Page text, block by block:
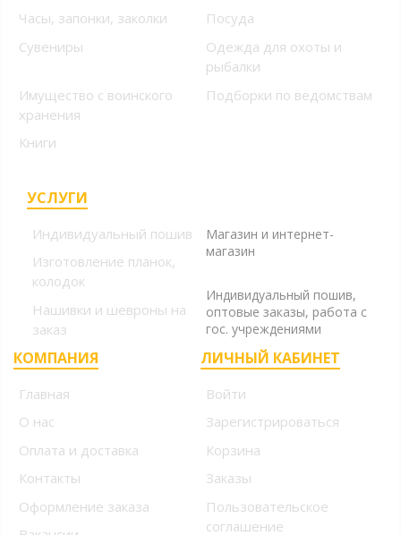
Часы, запонки, заколки
Посуда
Сувениры
Одежда для охоты и
рыбалки
Имущество с воинского
хранения
Подборки по ведомствам
Книги
УСЛУГИ
Индивидуальный пошив
Изготовление планок,
колодок
Нашивки и шевроны на
заказ
Магазин и интернет-
магазин
Индивидуальный пошив,
оптовые заказы, работа с
гос. учреждениями
КОМПАНИЯ
Главная
О нас
Оплата и доставка
Контакты
Оформление заказа
ЛИЧНЫЙ КАБИНЕТ
Войти
Зарегистрироваться
Корзина
Заказы
Пользовательское
соглашение